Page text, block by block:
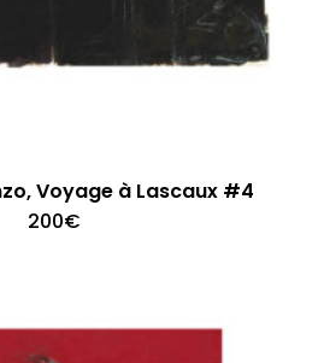
Voyage à Lascaux #4
200€